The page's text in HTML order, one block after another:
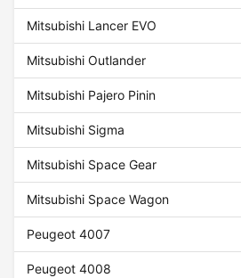
Mitsubishi Lancer EVO
Mitsubishi Outlander
Mitsubishi Pajero Pinin
Mitsubishi Sigma
Mitsubishi Space Gear
Mitsubishi Space Wagon
Peugeot 4007
Peugeot 4008